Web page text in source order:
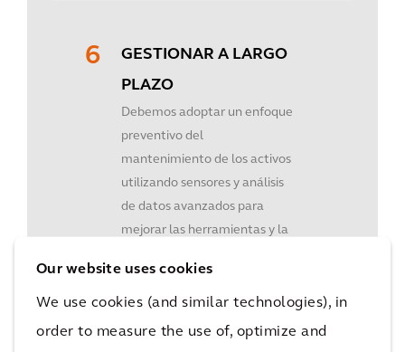
Our website uses cookies
We use cookies (and similar technologies), in
order to measure the use of, optimize and
GESTIONAR A LARGO
PLAZO
Debemos adoptar un enfoque
preventivo del
mantenimiento de los activos
utilizando sensores y análisis
de datos avanzados para
mejorar las herramientas y la
datos, junto con sofisticados
análisis de datos que nos
permitan identificar los